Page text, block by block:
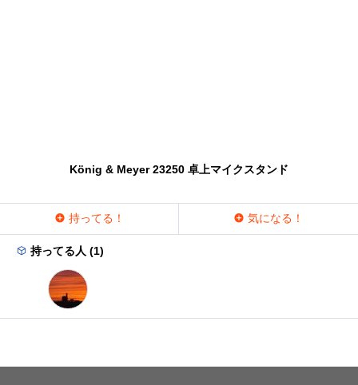
König & Meyer 23250 卓上マイクスタンド
持ってる！ 気になる！
持ってる人 (1)